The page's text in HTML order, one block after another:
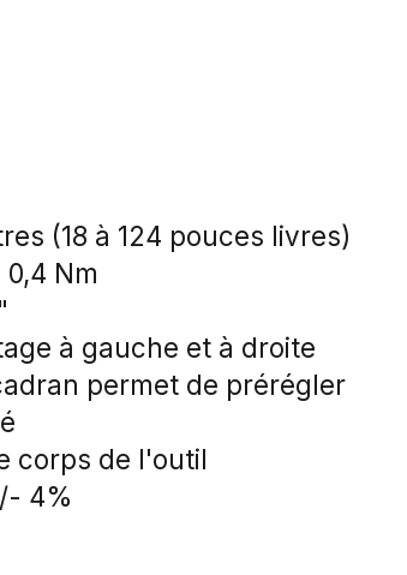
(18 à 124 pouces livres)
Nm
à gauche et à droite
permet de prérégler
corps de l'outil
4%